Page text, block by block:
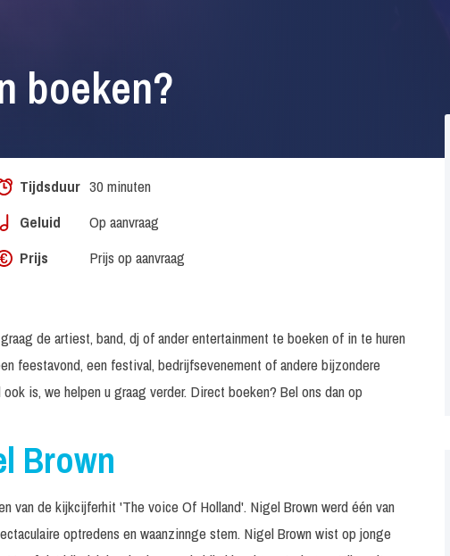
boeken?
Tijdsduur 30 minuten
Geluid
Op aanvraag
Prijs
Prijs op aanvraag
de artiest, band, dj of ander entertainment te boeken of in te huren
feestavond, een festival, bedrijfsevenement of andere bijzondere
is, we helpen u graag verder. Direct boeken? Bel ons dan op
Brown
van de kijkcijferhit 'The voice Of Holland'. Nigel Brown werd één van
optredens en waanzinnge stem. Nigel Brown wist op jonge